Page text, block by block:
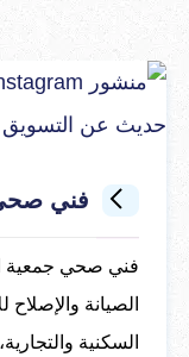
فني صحي
فني صحي جمعية
الصيانة
السكنية